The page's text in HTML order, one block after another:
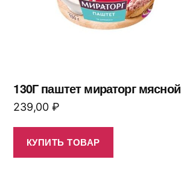
130Г паштет мираторг мясной
239,00 ₽
КУПИТЬ ТОВАР